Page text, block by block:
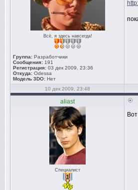
Всё, я здесь навсегда!
Группа: Разработчики
Сообщения: 191
Регистрация: 03 дек 2009, 23:36
Откуда: Odessa
Модель 3DO: Нет
10 дек 2009, 23:48
aliast
Специалист